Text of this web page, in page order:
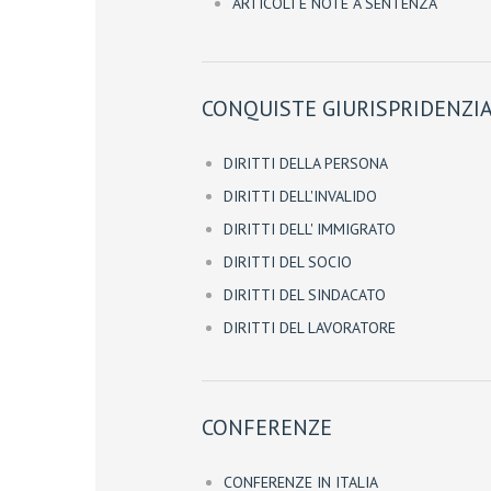
CONQUISTE
DIRITTI DELLA PERSONA
DIRITTI DELL'INVALIDO
DIRITTI DELL' IMMIGRATO
DIRITTI DEL SOCIO
DIRITTI DEL SINDACATO
DIRITTI DEL LAVORATORE
CONFERENZE
CONFERENZE IN ITALIA